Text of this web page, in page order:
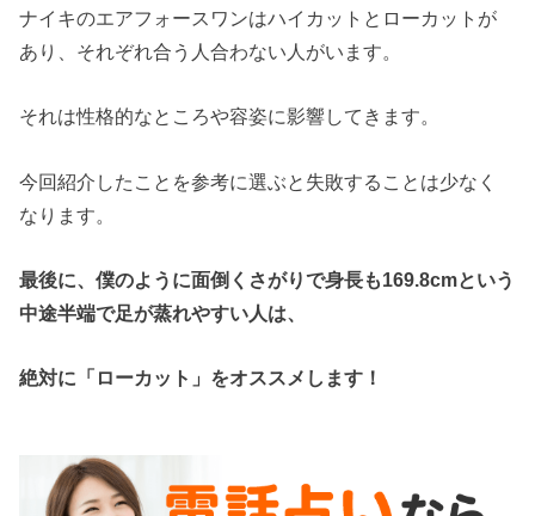
ナイキのエアフォースワンはハイカットとローカットが
あり、それぞれ合う人合わない人がいます。
それは性格的なところや容姿に影響してきます。
今回紹介したことを参考に選ぶと失敗することは少なく
なります。
最後に、僕のように面倒くさがりで身長も169.8cmという
中途半端で足が蒸れやすい人は、
絶対に「ローカット」をオススメします！